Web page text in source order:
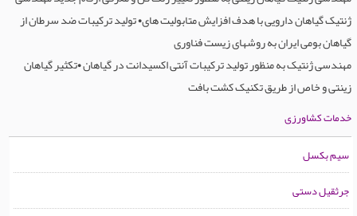
ژنتیک گیاهان دارویی با هدف افزایش متابولیت های• تولید ترکیبات ضد سرطان از
گیاهان بومی ایران به روشهای زیست فناوری
مهندسی ژنتیک به منظور تولید ترکیبات آنتی اکسیدانت در گیاهان •تکثیر گیاهان
زینتی و خاص از طریق تکنیک کشت بافت
خدمات کشاورزی
سیم بکسل
جرثقیل دستی